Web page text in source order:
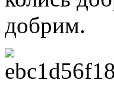
добрим.